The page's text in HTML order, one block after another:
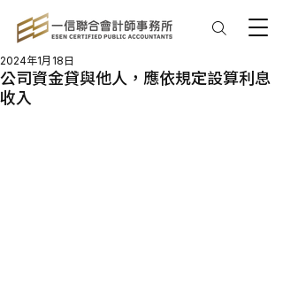
公司資金貸與他人，應依規定設算利息
收入
2024年1月18日